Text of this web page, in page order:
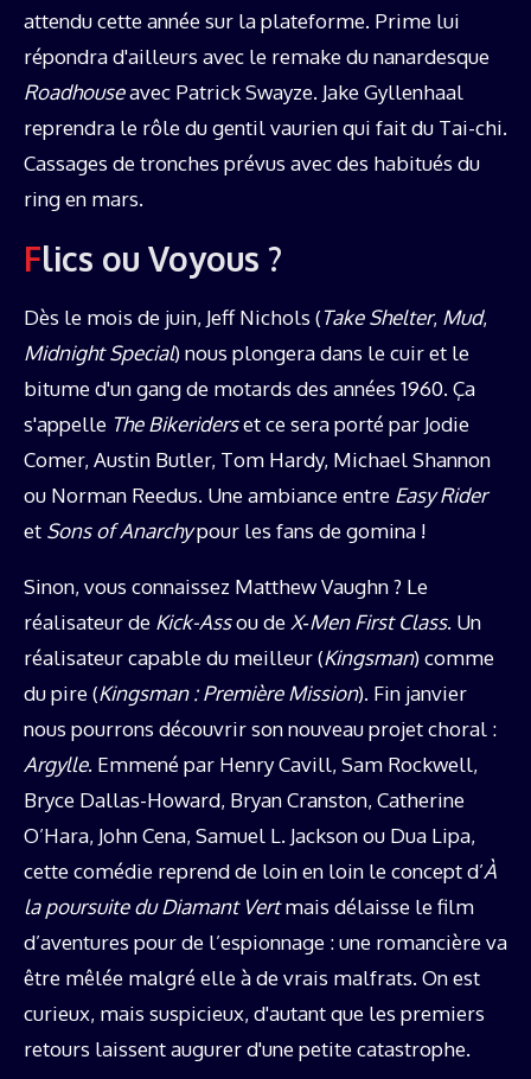
attendu cette année sur la plateforme. Prime lui
répondra d'ailleurs avec le remake du nanardesque
Roadhouseavec Patrick Swayze. Jake Gyllenhaal
reprendra le rôle du gentil vaurien qui fait du Tai-chi.
Cassages de tronches prévus avec des habitués du
ring en mars.
Flics ou Voyous ?
Dès le mois de juin, Jeff Nichols (Take Shelter, Mud,
Midnight Special) nous plongera dans le cuir et le
bitume d'un gang de motards des années 1960. Ça
s'appelle The Bikeriderset ce sera porté par Jodie
Comer, Austin Butler, Tom Hardy, Michael Shannon
ou Norman Reedus. Une ambiance entre Easy Rider
et Sons of Anarchypour les fans de gomina !
Sinon, vous connaissez Matthew Vaughn ? Le
réalisateur de Kick-Assou deX‑Men First Class. Un
réalisateur capable du meilleur (Kingsman) comme
du pire (Kingsman : Première Mission). Fin janvier
nous pourrons découvrir son nouveau projet choral :
Argylle. Emmené par Henry Cavill, Sam Rockwell,
Bryce Dallas-Howard, Bryan Cranston, Catherine
O’Hara, John Cena, Samuel L. Jackson ou Dua Lipa,
cette comédie reprend de loin en loin le concept d’À
la poursuite du Diamant Vertmais délaisse le film
d’aventures pour de l’espionnage : une romancière va
être mêlée malgré elle à de vrais malfrats. On est
curieux, mais suspicieux, d'autant que les premiers
retours laissent augurer d'une petite catastrophe.